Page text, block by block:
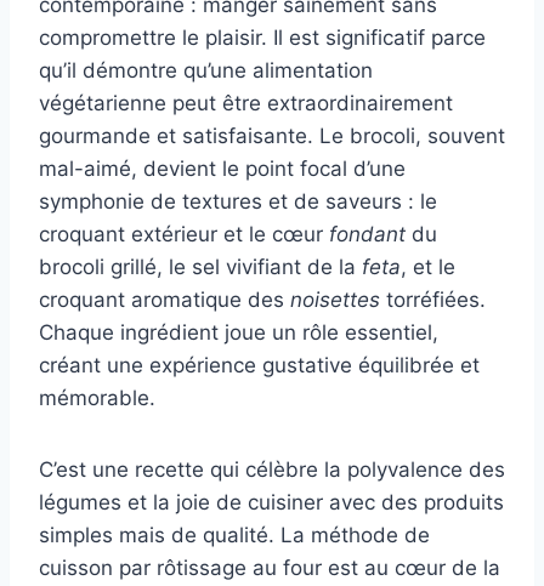
compromettre le plaisir. Il est significatif parce
qu’il démontre qu’une alimentation
végétarienne peut être extraordinairement
gourmande et satisfaisante. Le brocoli, souvent
mal-aimé, devient le point focal d’une
symphonie de textures et de saveurs : le
croquant extérieur et le cœur fondant du
brocoli grillé, le sel vivifiant de la feta, et le
croquant aromatique des noisettes torréfiées.
Chaque ingrédient joue un rôle essentiel,
créant une expérience gustative équilibrée et
mémorable.
C’est une recette qui célèbre la polyvalence des
légumes et la joie de cuisiner avec des produits
simples mais de qualité. La méthode de
cuisson par rôtissage au four est au cœur de la